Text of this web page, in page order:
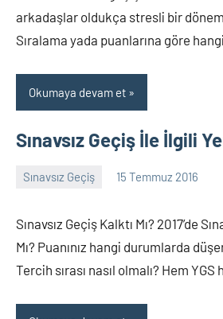
arkadaşlar oldukça stresli bir
Sıralama yada puanlarına göre
Okumaya devam et
Sınavsız Geçiş İle İlgili
Sınavsız Geçiş 15 Temmuz 2016
alperturkoglu
Sınavsız Geçiş Kalktı Mı? 2017’de
Mı? Puanınız hangi durumlarda
Tercih sırası nasıl olmalı? Hem